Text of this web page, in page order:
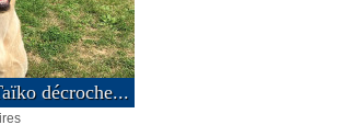
décroche...